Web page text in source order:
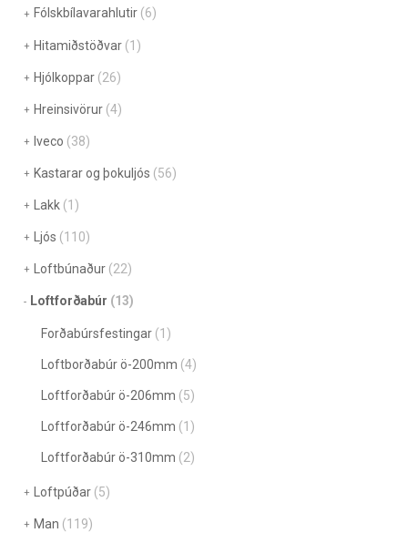
Fólskbílavarahlutir (6)
Hitamiðstöðvar (1)
Hjólkoppar (26)
Hreinsivörur (4)
Iveco (38)
Kastarar og þokuljós (56)
Lakk (1)
Ljós (110)
Loftbúnaður (22)
Loftforðabúr (13)
Forðabúrsfestingar (1)
Loftborðabúr ö-200mm (4)
Loftforðabúr ö-206mm (5)
Loftforðabúr ö-246mm (1)
Loftforðabúr ö-310mm (2)
Loftpúðar (5)
Man (119)